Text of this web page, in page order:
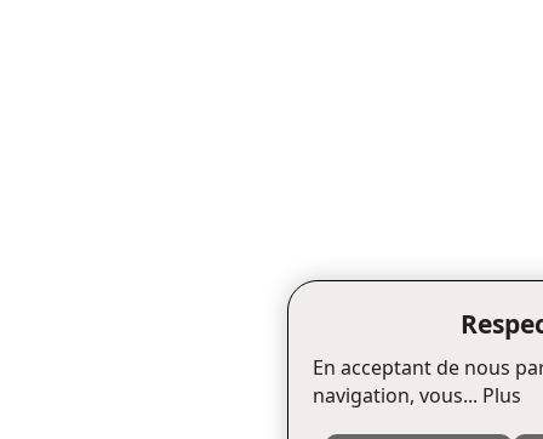
En acceptant de nous
navigation, vous... Plus